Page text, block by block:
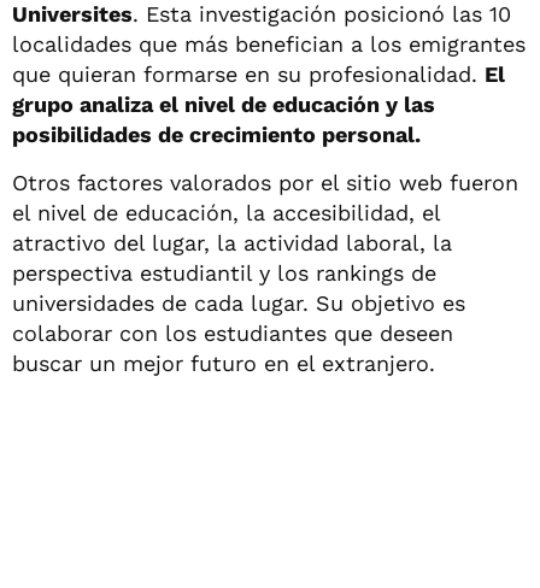
Universites. Esta investigación posicionó las 10
localidades que más benefician a los emigrantes
que quieran formarse en su profesionalidad. El
grupo analiza el nivel de educación y las
posibilidades de crecimiento personal.
Otros factores valorados por el sitio web fueron
el nivel de educación, la accesibilidad, el
atractivo del lugar, la actividad laboral, la
perspectiva estudiantil y los rankings de
universidades de cada lugar. Su objetivo es
colaborar con los estudiantes que deseen
buscar un mejor futuro en el extranjero.